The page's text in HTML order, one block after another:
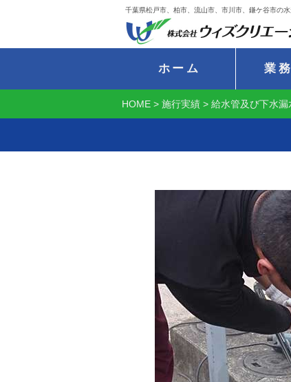
千葉県松戸市、柏市、流山市、市川市、鎌ケ谷市の
ホーム 業
HOME > 施行実績 > 給水管及び下水漏